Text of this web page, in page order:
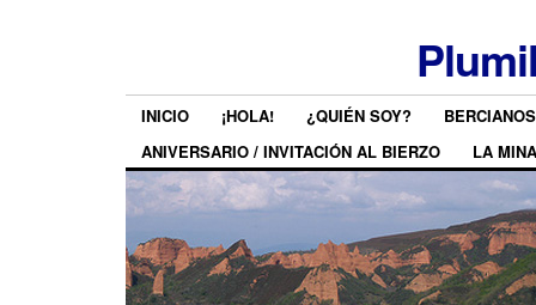
INICIO ¡HOLA! ¿QUIÉN SOY?
ANIVERSARIO / INVITACIÓN AL BIERZO
LA MINA